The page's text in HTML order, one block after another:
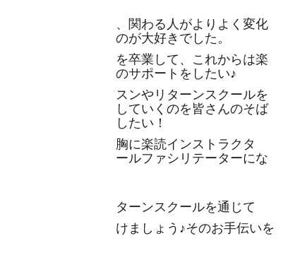
人事という仕事で、関わる人がよりよく変化
していく姿を見るのが大好きでした。
大好きな会社を卒業して、 これからは楽
読で皆さんの人生のサポートをしたい♪
皆さんが楽読レッスンやリターンスクールを
変化していくのを皆さんのそば
にいてお手伝いをしたい！
そんなワクワクを胸に楽読インストラクタ
ー、リターンスクールファシリテーターにな
楽読レッスンやリターンスクールを通じて
新しい自分を見つけましょう♪そのお手伝いを